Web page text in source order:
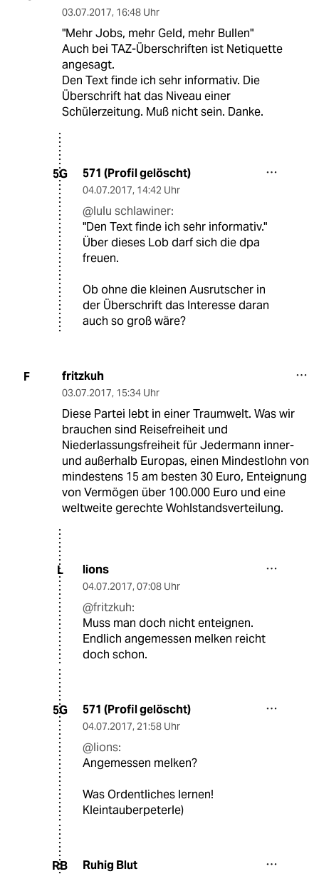
03.07.2017, 16:48 Uhr
"Mehr Jobs, mehr Geld, mehr Bullen"
Auch bei TAZ-Überschriften ist Netiquette
angesagt.
Den Text finde ich sehr informativ. Die
Überschrift hat das Niveau einer
Schülerzeitung. Muß nicht sein. Danke.
5G 571 (Profil gelöscht)
04.07.2017, 14:42 Uhr
@lulu schlawiner:
"Den Text finde ich sehr informativ."
Über dieses Lob darf sich die dpa
freuen.
Ob ohne die kleinen Ausrutscher in
der Überschrift das Interesse daran
auch so groß wäre?
F fritzkuh
03.07.2017, 15:34 Uhr
Diese Partei lebt in einer Traumwelt. Was wir
brauchen sind Reisefreiheit und
Niederlassungsfreiheit für Jedermann inner-
und außerhalb Europas, einen Mindestlohn von
mindestens 15 am besten 30 Euro, Enteignung
von Vermögen über 100.000 Euro und eine
weltweite gerechte Wohlstandsverteilung.
L lions
04.07.2017, 07:08 Uhr
@fritzkuh:
Muss man doch nicht enteignen.
Endlich angemessen melken reicht
doch schon.
5G 571 (Profil gelöscht)
04.07.2017, 21:58 Uhr
@lions:
Angemessen melken?
Was Ordentliches lernen!
Kleintauberpeterle)
RB Ruhig Blut